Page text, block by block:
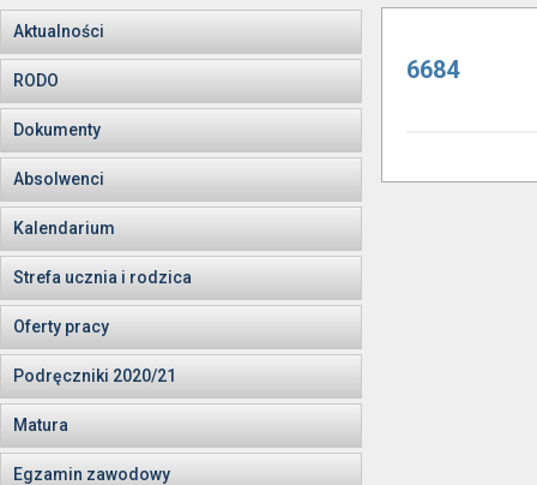
Aktualności
RODO
Dokumenty
Absolwenci
Kalendarium
Strefa ucznia i rodzica
Oferty pracy
Podręczniki 2020/21
Matura
Egzamin zawodowy
6684